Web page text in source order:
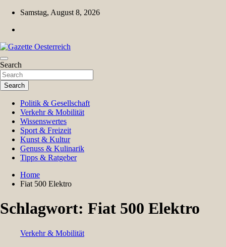
Skip
content
Samstag, August 8, 2026
Gazette Oesterreich
Magazin für Freizeit, Politik, Kultur & Wissenschaft
Search
Search
Politik & Gesellschaft
Verkehr & Mobilität
Wissenswertes
Sport & Freizeit
Kunst & Kultur
Genuss & Kulinarik
Tipps & Ratgeber
Home
Fiat 500 Elektro
Schlagwort: Fiat 500 Elektro
Verkehr & Mobilität